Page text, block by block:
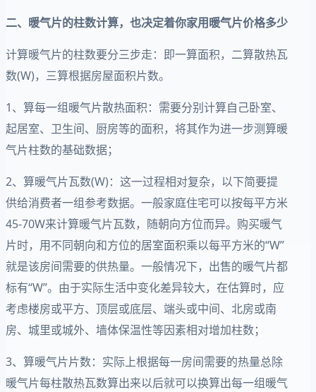
二、暖气片的柱数计算，也决定着你家用暖气片价格多少
计算暖气片的柱数要分三步走：即一算面积，二算散热瓦
数(W)，三算根据房屋面积片数。
1、算每一组暖气片散热面积：需要分别计算自己卧室、
起居室、卫生间、厨房等的面积，将其作为进一步测算暖
气片柱数的基础数据；
2、算暖气片瓦数(W)：这一过程相对复杂，以下简要提
供给消费者一组参考数据。一般家庭住宅可以按每平方米
45-70W来计算暖气片瓦数，随朝向方位而异。购买暖气
片时，用不同朝向和方位的居室面积乘以每平方米的“W”
就是该房间需要的供热量。一般情况下，出售的暖气片都
标有“W”。由于实际生活中变化差异较大，在估算时，应
考虑楼房或平方、顶层或底层、端头或中间、北房或南
房、城里或城外、墙体保温性等因素相对增加柱数；
3、算暖气片片数：实际上根据每一房间需要的热量总除
暖气片每柱散热瓦数算出来以后就可以换算出每一组暖气